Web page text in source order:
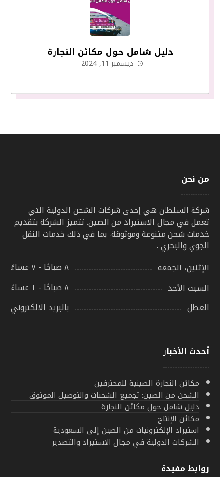
دليل شامل حول مكائن النجارة
ديسمبر 11, 2024
من نحن
شركة السلطان هي إحدى شركات الشحن الدولية التي
تعمل في مجال الاستيراد من الصين. تتميز الشركة بتقديم
خدمات شحن متنوعة وموثوقة، بما في ذلك خدمات النقل
الجوي والبحري .
الإثنين، الجمعة
٨ صباحًا - ٧ مساءً
السبت الأحد
٨ صباحًا - ١ مساءً
العطل
بالبريد الالكتروني
أحدث الأخبار
مكائن النجارة الصينية للمحترفين
الشحن من الصين: تجميع الشحنات والتوصيل الموثوق
دليل شامل حول مكائن النجارة
مكائن الإنتاج
استيراد الإلكترونيات من الصين إلى السعودية
الشركات الدولية في مجال الاستيراد والتصدير
روابط مفيدة